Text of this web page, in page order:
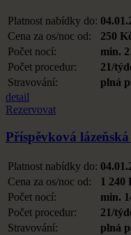
Platnost nabídky do:
Cena za os/noc od:
250
Počet nocí:
min.
Počet procedur:
21/
Stravování:
plná
detail
Rezervovat
Příspěvková lázeňská
Platnost nabídky do:
Cena za os/noc od:
1 240
Počet nocí:
min.
Počet procedur:
21/
Stravování:
plná